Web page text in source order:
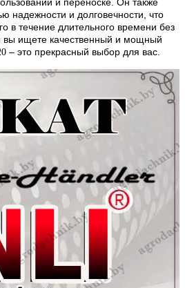
надежности и долговечности, что
в течение длительного времени без
вы ищете качественный и мощный
– это прекрасный выбор для вас.